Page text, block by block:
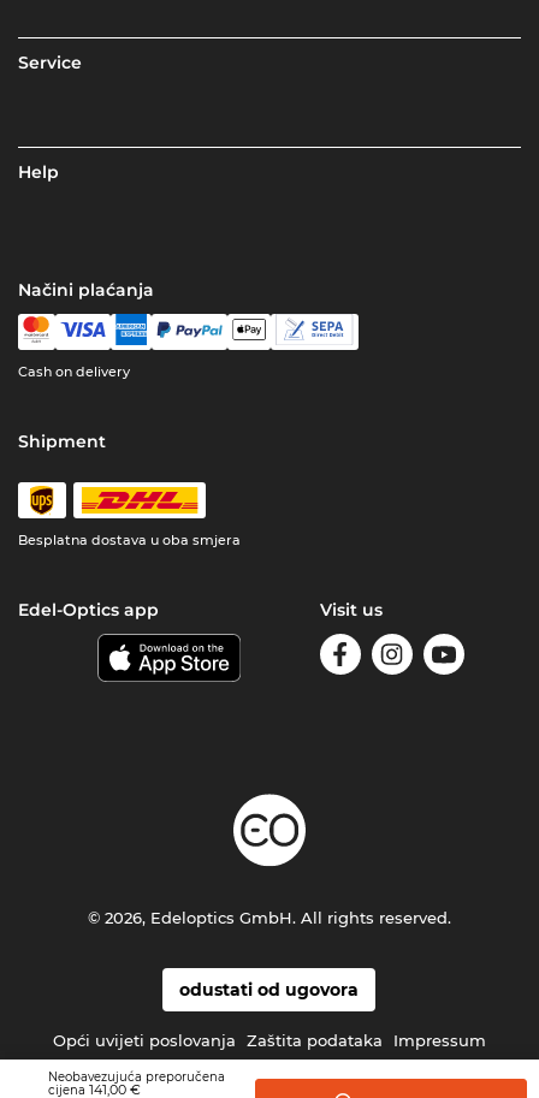
Neobavezujuća preporučena
cijena 141,00 €
Service
Help
Načini plaćanja
Cash on delivery
Shipment
Besplatna dostava u oba smjera
Edel-Optics app Visit us
odustati od ugovora
Opći uvijeti poslovanja Zaštita podataka Impressum
© 2026, Edeloptics GmbH. All rights reserved.